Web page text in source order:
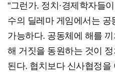
"그런가. 정치·경제학자들
수의 딜레마 게임에서는
가능하다. 공동체에 해를
해 거짓을 동원하는 것이
된다. 협치보다 신사협정을